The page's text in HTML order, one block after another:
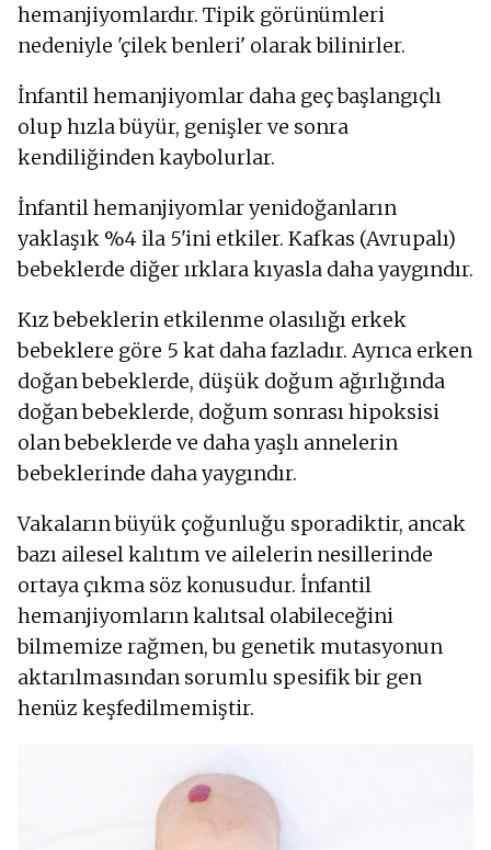
hemanjiyomlardır. Tipik görünümleri
nedeniyle 'çilek benleri' olarak bilinirler.
İnfantil hemanjiyomlar daha geç başlangıçlı
olup hızla büyür, genişler ve sonra
kendiliğinden kaybolurlar.
İnfantil hemanjiyomlar yenidoğanların
yaklaşık %4 ila 5'ini etkiler. Kafkas (Avrupalı)
bebeklerde diğer ırklara kıyasla daha yaygındır.
Kız bebeklerin etkilenme olasılığı erkek
bebeklere göre 5 kat daha fazladır. Ayrıca erken
doğan bebeklerde, düşük doğum ağırlığında
doğan bebeklerde, doğum sonrası hipoksisi
olan bebeklerde ve daha yaşlı annelerin
bebeklerinde daha yaygındır.
Vakaların büyük çoğunluğu sporadiktir, ancak
bazı ailesel kalıtım ve ailelerin nesillerinde
ortaya çıkma söz konusudur. İnfantil
hemanjiyomların kalıtsal olabileceğini
bilmemize rağmen, bu genetik mutasyonun
aktarılmasından sorumlu spesifik bir gen
henüz keşfedilmemiştir.